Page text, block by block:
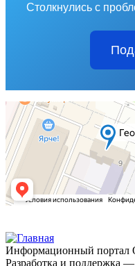
Столкнулись с
Информационный портал
Разработка и